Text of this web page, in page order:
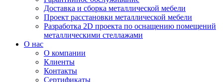
Доставка и сборка металлической мебели
Проект расстановки металлической мебели
Разработка 2D проекта по оснащению помещений
металлическими стеллажами
О нас
О компании
Клиенты
Контакты
Сертификаты